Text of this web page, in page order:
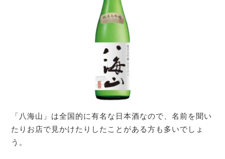
「八海山」は全国的に有名な日本酒なので、名前を聞い
たりお店で見かけたりしたことがある方も多いでしょ
う。